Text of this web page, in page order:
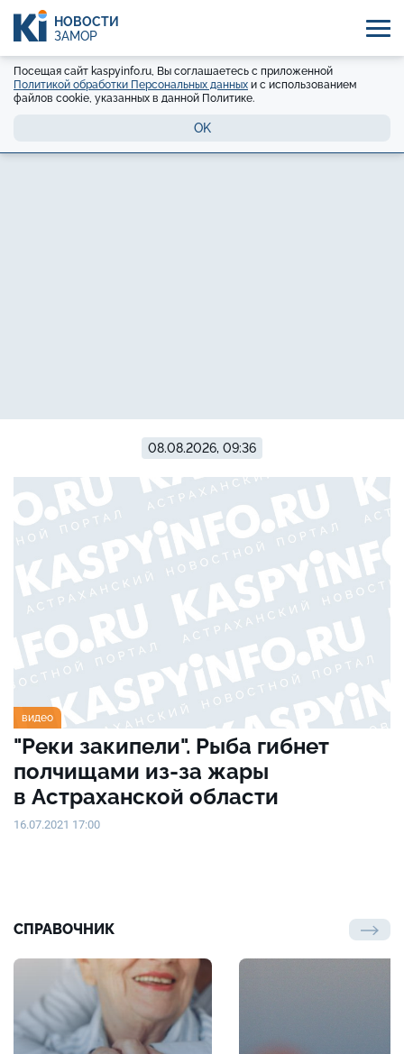
НОВОСТИ
ЗАМОР
Посещая сайт kaspyinfo.ru, Вы соглашаетесь с приложенной
Политикой обработки Персональных данных и с использованием
файлов cookie, указанных в данной Политике.
OK
08.08.2026, 09:36
видео
"Реки закипели". Рыба гибнет
полчищами из-за жары
в Астраханской области
16.07.2021 17:00
СПРАВОЧНИК